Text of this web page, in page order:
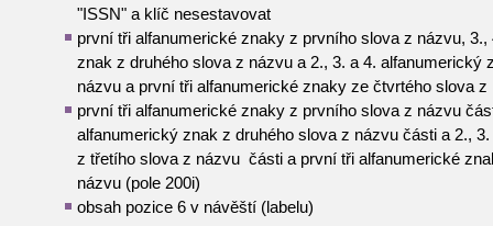
"ISSN" a klíč nesestavovat
první tři alfanumerické znaky z prvního slova z názvu,
znak z druhého slova z názvu a 2., 3. a 4. alfanumerický
názvu a první tři alfanumerické znaky ze čtvrtého slova
první tři alfanumerické znaky z prvního slova z názvu
alfanumerický znak z druhého slova z názvu části a 2.,
z třetího slova z názvu části a první tři alfanumerické
názvu (pole 200i)
obsah pozice 6 v návěští (labelu)